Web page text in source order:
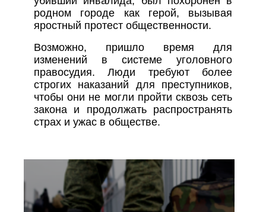
родном городе как герой, вызывая
яростный протест общественности.
Возможно, пришло время для
изменений в системе уголовного
правосудия. Люди требуют более
строгих наказаний для преступников,
чтобы они не могли пройти сквозь сеть
закона и продолжать распространять
страх и ужас в обществе.